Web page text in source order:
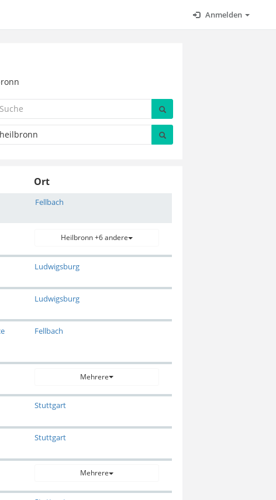
Anmelden
Ort
Fellbach
Heilbronn +6 andere
Ludwigsburg
Ludwigsburg
Fellbach
Mehrere
Stuttgart
Stuttgart
Mehrere